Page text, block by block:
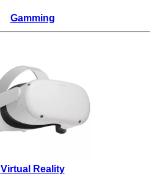
Gamming
Virtual Reality